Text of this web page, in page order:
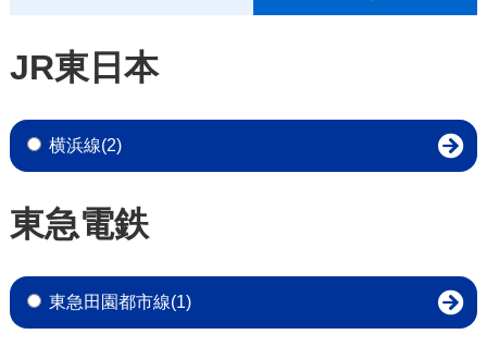
JR東日本
横浜線(2)
東急電鉄
東急田園都市線(1)